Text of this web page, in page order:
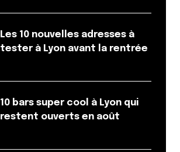
Les 10 nouvelles adresses à
tester à Lyon avant la rentrée
10 bars super cool à Lyon qui
restent ouverts en août